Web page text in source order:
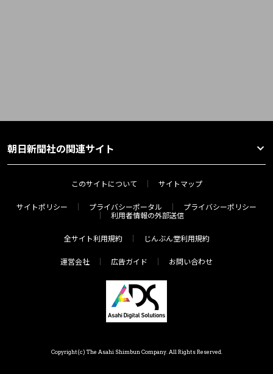
朝日新聞社の関連サイト
このサイトについて サイトマップ
サイトポリシー プライバシーポータル
プライバシーポリシー
利用者情報の外部送信
全サイト利用規約 じんぶん堂利用規約
運営会社 広告ガイド お問い合わせ
Copyright(c) The Asahi Shimbun Company. All Rights Reserved.